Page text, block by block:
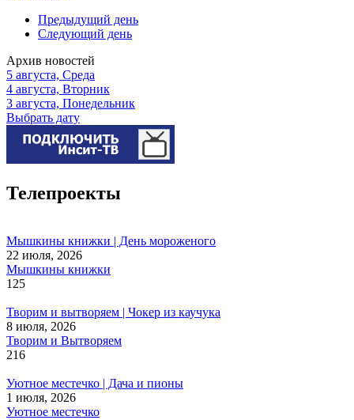
Предыдущий день
Следующий день
Архив новостей
5 августа, Среда
4 августа, Вторник
3 августа, Понедельник
Выбрать дату
Телепроекты
Мышкины книжки | День мороженого
22 июля, 2026
Мышкины книжки
125
Творим и вытворяем | Чокер из каучука
8 июля, 2026
Творим и Вытворяем
216
Уютное местечко | Дача и пионы
1 июля, 2026
Уютное местечко